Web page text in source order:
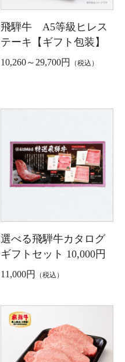
飛騨牛 A5等級ヒレス
テーキ【ギフト包装】
10,260～29,700円 （税込）
選べる飛騨牛カタログ
ギフトセット 10,000円
11,000円 （税込）